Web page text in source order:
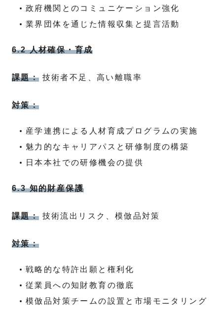
政府機関とのコミュニケーション強化
業界団体を通じた情報収集と提言活動
6.2 人材確保・育成
課題： 技術者不足、高い離職率
対策：
産学連携による人材育成プログラムの実施
魅力的なキャリアパスと研修制度の構築
日本本社での研修機会の提供
6.3 知的財産保護
課題： 技術流出リスク、模倣品対策
対策：
戦略的な特許出願と権利化
従業員への知財教育の徹底
模倣品対策チームの設置と市場モニタリング